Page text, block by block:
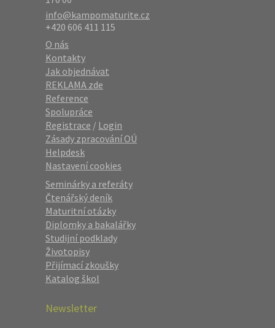
info@kampomaturite.cz
+420 606 411 115
O nás
Kontakty
Jak objednávat
REKLAMA zde
Reference
Spolupráce
Registrace / Login
Zásady zpracování OÚ
Helpdesk
Nastavení cookies
Seminárky a referáty
Čtenářský deník
Maturitní otázky
Diplomky a bakalářky
Studijní podklady
Životopisy
Přijímací zkoušky
Katalog škol
Newsletter